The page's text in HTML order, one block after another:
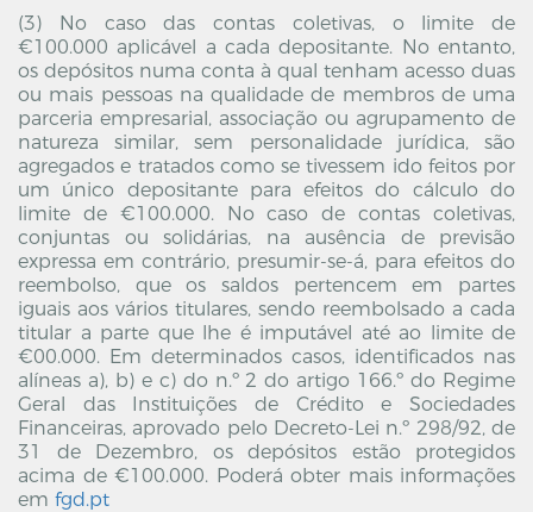
(3) No caso das contas coletivas, o limite de
€100.000 aplicável a cada depositante. No entanto,
os depósitos numa conta à qual tenham acesso duas
ou mais pessoas na qualidade de membros de uma
parceria empresarial, associação ou agrupamento de
natureza similar, sem personalidade jurídica, são
agregados e tratados como se tivessem ido feitos por
um único depositante para efeitos do cálculo do
limite de €100.000. No caso de contas coletivas,
conjuntas ou solidárias, na ausência de previsão
expressa em contrário, presumir-se-á, para efeitos do
reembolso, que os saldos pertencem em partes
iguais aos vários titulares, sendo reembolsado a cada
titular a parte que lhe é imputável até ao limite de
€00.000. Em determinados casos, identificados nas
alíneas a), b) e c) do n.º 2 do artigo 166.º do Regime
Geral das Instituições de Crédito e Sociedades
Financeiras, aprovado pelo Decreto-Lei n.º 298/92, de
31 de Dezembro, os depósitos estão protegidos
acima de €100.000. Poderá obter mais informações
em fgd.pt